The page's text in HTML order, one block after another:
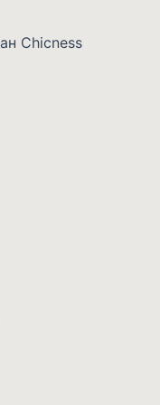
Chicness